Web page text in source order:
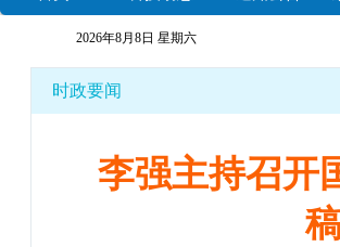
2026年8月8日 星期六
时政要闻
李强主持召开